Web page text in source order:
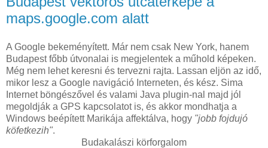
maps.google.com alatt
A Google bekeményített. Már nem csak New York, hanem
Budapest főbb útvonalai is megjelentek a műhold képeken.
Még nem lehet keresni és tervezni rajta. Lassan eljön az idő,
mikor lesz a Google navigáció Interneten, és kész. Sima
Internet böngészővel és valami Java plugin-nal majd jól
megoldják a GPS kapcsolatot is, és akkor mondhatja a
Windows beépített Marikája affektálva, hogy "jobb fojdujó
köfetkezih".
Budakalászi körforgalom